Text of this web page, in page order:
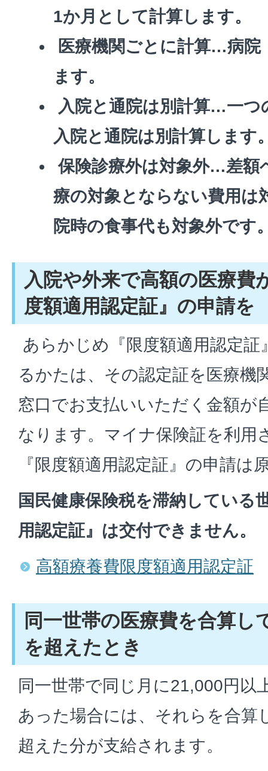
1か月として計算します。
医療機関ごとに計算…病院
ます。
入院と通院は別計算…一つ
入院と通院は別計算します
保険診療外は対象外…差額
療の対象とならない費用は
院時の食事代も対象外です
入院や外来で高額の医療費
度額適用認定証』の申請を
あらかじめ『限度額適用認定
るかたは、その認定証を医療機
窓口でお支払いいただく金額が
なります。マイナ保険証を利用
『限度額適用認定証』の申請は
国民健康保険税を滞納している
用認定証』は交付できません。
高額療養費限度額適用認定証
同一世帯の医療費を合算し
を超えたとき
同一世帯で同じ月に21,000円以
あった場合には、それらを合算
超えた分が支給されます。